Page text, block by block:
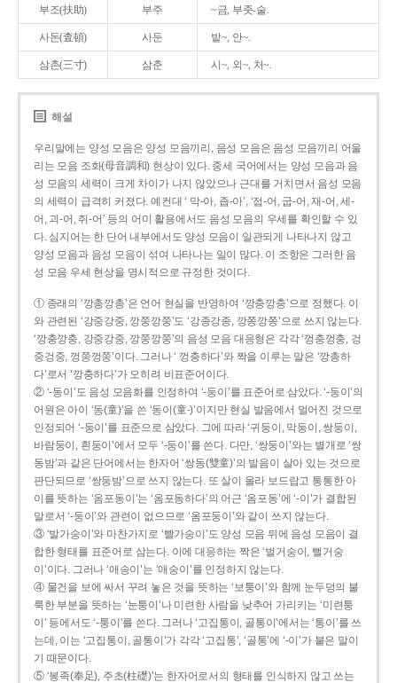
부조(扶助) 부주 ~금, 부좃-술.
사돈(査頓) 사둔 밭~, 안~.
삼촌(三寸) 삼춘 시~, 외~, 처~.
해설
우리말에는 양성 모음은 양성 모음끼리, 음성 모음은 음성 모음끼리 어울
리는 모음 조화(母音調和) 현상이 있다. 중세 국어에서는 양성 모음과 음
성 모음의 세력이 크게 차이가 나지 않았으나 근대를 거치면서 음성 모음
의 세력이 급격히 커졌다. 예컨대 ‘ 막-아, 좁-아’, ‘접-어, 굽-어, 재-어, 세-
어, 괴-어, 쥐-어’ 등의 어미 활용에서도 음성 모음의 우세를 확인할 수 있
다. 심지어는 한 단어 내부에서도 양성 모음이 일관되게 나타나지 않고
양성 모음과 음성 모음이 섞여 나타나는 일이 많다. 이 조항은 그러한 음
성 모음 우세 현상을 명시적으로 규정한 것이다.
① 종래의 ‘깡총깡총’은 언어 현실을 반영하여 ‘깡충깡충’으로 정했다. 이
와 관련된 ‘강중강중, 깡쭝깡쭝’도 ‘강종강종, 깡쫑깡쫑’으로 쓰지 않는다.
‘깡충깡충, 강중강중, 깡쭝깡쭝’의 음성 모음 대응형은 각각 ‘껑충껑충, 겅
중겅중, 껑쭝껑쭝’이다. 그러나 ‘ 껑충하다’와 짝을 이루는 말은 ‘깡총하
다’로서 ‘깡충하다’가 오히려 비표준어이다.
② ‘-동이’도 음성 모음화를 인정하여 ‘-둥이’를 표준어로 삼았다. ‘-둥이’의
어원은 아이 ‘동(童)’을 쓴 ‘동이(童-)’이지만 현실 발음에서 멀어진 것으로
인정되어 ‘-둥이’를 표준으로 삼았다. 그에 따라 ‘귀둥이, 막둥이, 쌍둥이,
바람둥이, 흰둥이’에서 모두 ‘-둥이’를 쓴다. 다만, ‘쌍둥이’와는 별개로 ‘쌍
동밤’과 같은 단어에서는 한자어 ‘쌍동(雙童)’의 발음이 살아 있는 것으로
판단되므로 ‘쌍둥밤’으로 쓰지 않는다. 또 살이 올라 보드랍고 통통한 아
이를 뜻하는 ‘옴포동이’는 ‘옴포동하다’의 어근 ‘옴포동’에 ‘-이’가 결합된
말로서 ‘-둥이’와 관련이 없으므로 ‘옴포둥이’와 같이 쓰지 않는다.
③ ‘발가숭이’와 마찬가지로 ‘빨가숭이’도 양성 모음 뒤에 음성 모음이 결
합한 형태를 표준어로 삼는다. 이에 대응하는 짝은 ‘벌거숭이, 뻘거숭
이’이다. 그러나 ‘애송이’는 ‘애숭이’를 인정하지 않는다.
④ 물건을 보에 싸서 꾸려 놓은 것을 뜻하는 ‘보퉁이’와 함께 눈두덩의 불
룩한 부분을 뜻하는 ‘눈퉁이’나 미련한 사람을 낮추어 가리키는 ‘미련퉁
이’ 등에서도 ‘-퉁이’를 쓴다. 그러나 ‘고집통이, 골통이’에서는 ‘통이’를 쓰
는데, 이는 ‘고집통이, 골통이’가 각각 ‘고집통’, ‘골통’에 ‘-이’가 붙은 말이
기 때문이다.
⑤ ‘봉족(奉足), 주초(柱礎)’는 한자어로서의 형태를 인식하지 않고 쓰는